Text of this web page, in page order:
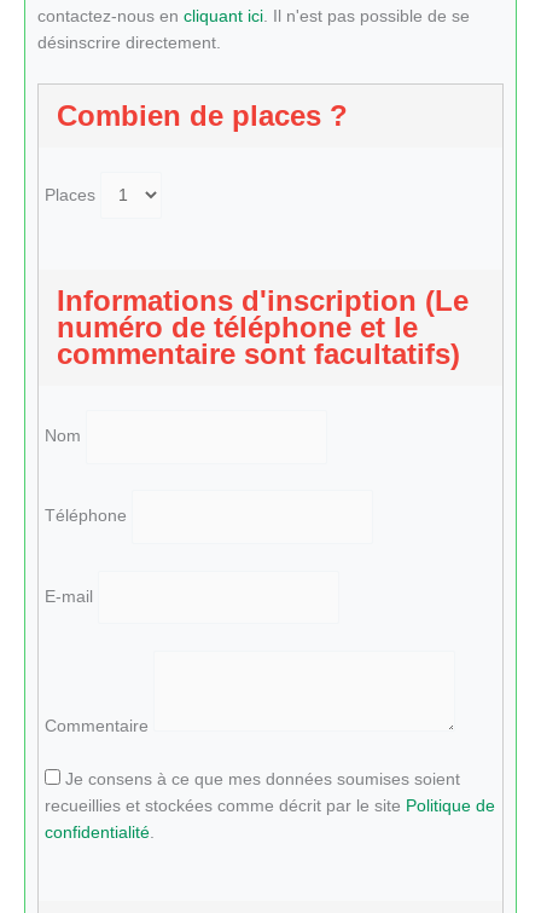
contactez-nous en cliquant ici . Il n'est pas possible de se
désinscrire directement.
Combien de places ?
Places
Informations d'inscription (Le
numéro de téléphone et le
commentaire sont facultatifs)
Nom
Téléphone
E-mail
Commentaire
Je consens à ce que mes données soumises soient
recueillies et stockées comme décrit par le site Politique de
confidentialité